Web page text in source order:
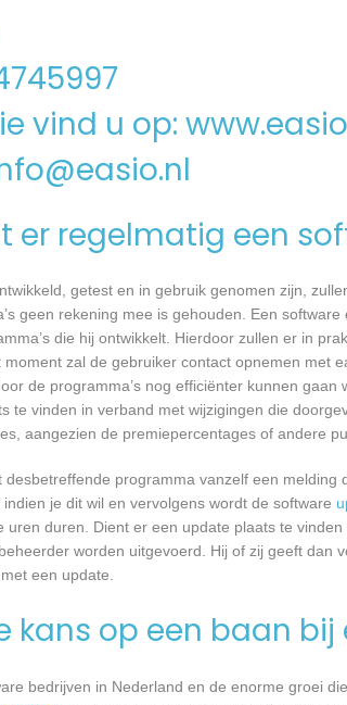
vind u op:
er regelmatig een
getest en in gebruik genomen zijn,
geen rekening mee is gehouden. Een
die hij ontwikkelt. Hierdoor zullen er in
zal de gebruiker contact opnemen met
de programma’s nog efficiënter kunnen
te vinden in verband met wijzigingen die
aangezien de premiepercentages of andere
programma vanzelf een
indien je dit wil en vervolgens wordt de software
uren duren. Dient er een update plaats te
worden uitgevoerd. Hij of zij geeft
een update.
kans op een baan
bedrijven in Nederland en de enorme groei